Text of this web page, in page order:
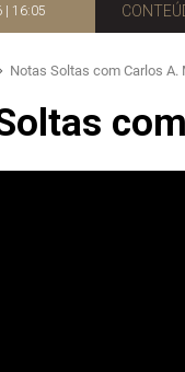
| 16:05
Notas Soltas com Carlos A.